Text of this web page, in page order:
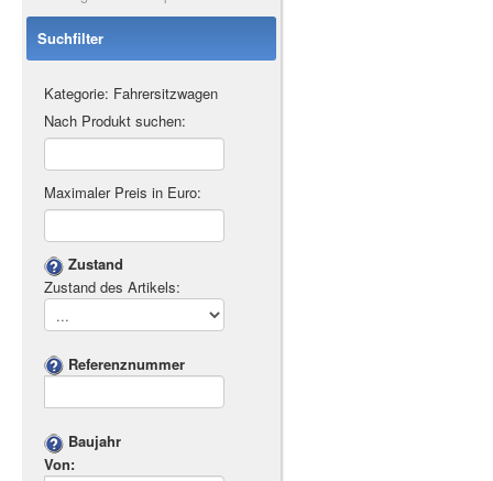
Suchfilter
Kategorie: Fahrersitzwagen
Nach Produkt suchen:
Maximaler Preis in Euro:
Zustand
Zustand des Artikels:
Referenznummer
Baujahr
Von: